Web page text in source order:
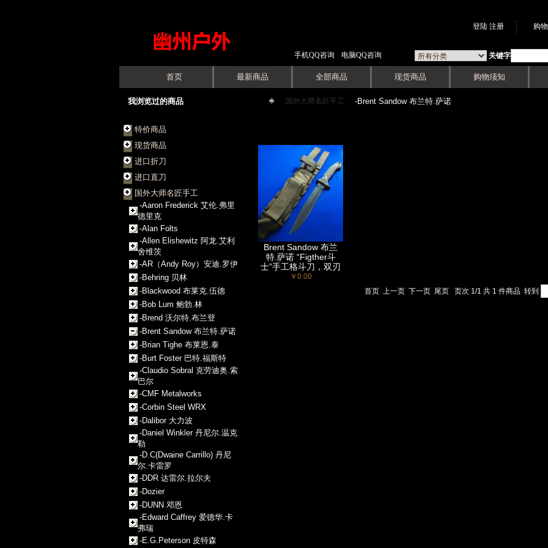
登陆 注册 购
手机QQ咨询 电脑QQ咨询 关键字
首页 最新商品 全部商品 现货商品 购物须知
我浏览过的商品
特价商品
现货商品
进口折刀
进口直刀
国外大师名匠手工
-Aaron Frederick 艾伦.弗里
德里克
-Alan Folts
-Allen Elishewitz 阿龙.艾利
舍维茨
-AR（Andy Roy）安迪.罗伊
-Behring 贝林
-Blackwood 布莱克.伍德
-Bob Lum 鲍勃.林
-Brend 沃尔特.布兰登
-Brent Sandow 布兰特.萨诺
-Brian Tighe 布莱恩.泰
-Burt Foster 巴特.福斯特
-Claudio Sobral 克劳迪奥.索
巴尔
-CMF Metalworks
-Corbin Steel WRX
-Dalibor 大力波
-Daniel Winkler 丹尼尔.温克
勒
-D.C(Dwaine Carrillo) 丹尼
尔.卡雷罗
-DDR 达雷尔.拉尔夫
-Dozier
-DUNN 邓恩
-Edward Caffrey 爱德华.卡
弗瑞
-E.G.Peterson 皮特森
国外大师名匠手工 -Brent Sandow 布兰特.萨诺
Brent Sandow 布兰
特.萨诺 “Figther斗
士”手工格斗刀，双刃
￥0.00
首页 上一页 下一页 尾页 页次 1/1 共 1 件商品 转到